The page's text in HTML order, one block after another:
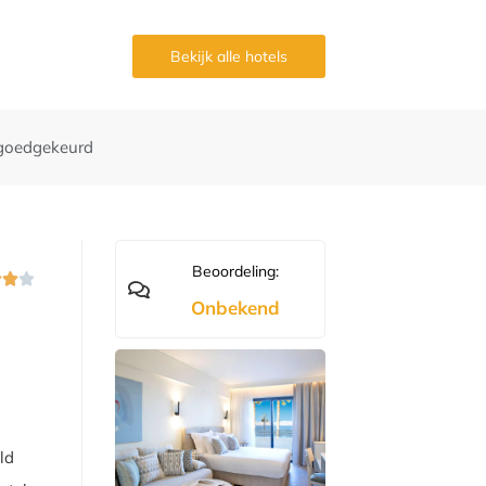
Bekijk alle hotels
 Beoordeling:
Onbekend